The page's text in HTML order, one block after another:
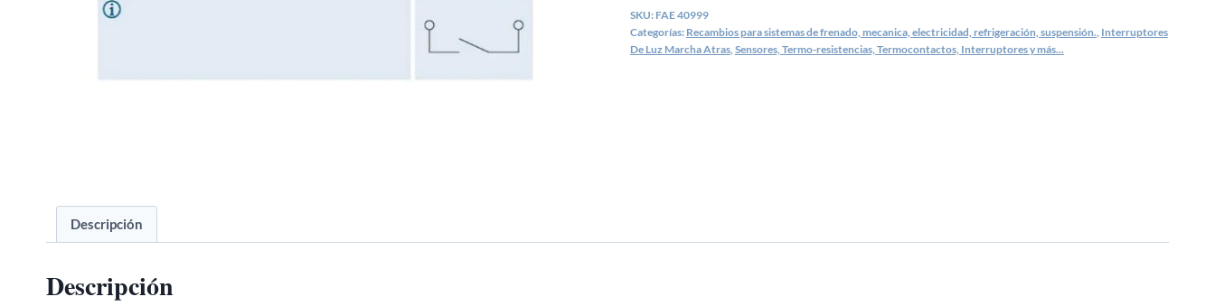
marcha
atrás
cantidad
SKU: FAE 40999
Categorías: Recambios para sistemas de frenado, mecanica, electricidad, refrigeración, suspensión. Interruptores
De Luz Marcha Atras, Sensores, Termo-resistencias, Termocontactos, Interruptores y más...
Descripción
Descripción